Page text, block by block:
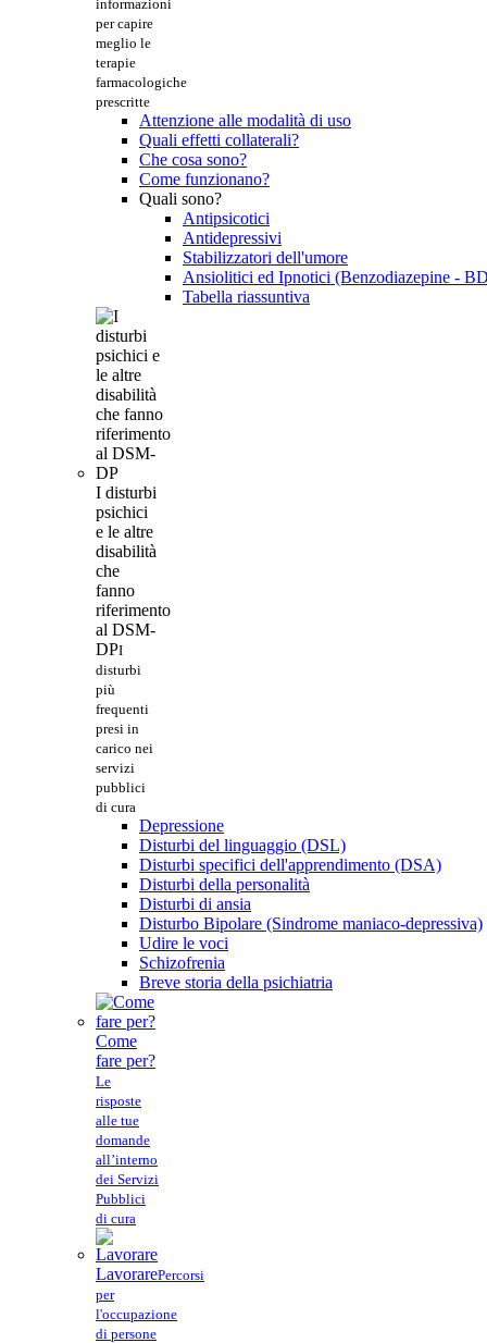
informazioni
per capire
meglio le
terapie
farmacologiche
prescritte
Attenzione alle modalità di uso
Quali effetti collaterali?
Che cosa sono?
Come funzionano?
Quali sono?
Antipsicotici
Antidepressivi
Stabilizzatori dell'umore
Ansiolitici ed Ipnotici (Benzodiazepine -
Tabella riassuntiva
I disturbi
psichici
e le altre
disabilità
che
fanno
riferimento
al DSM-
DPI
disturbi
più
frequenti
presi in
carico nei
servizi
pubblici
di cura
Depressione
Disturbi del linguaggio (DSL)
Disturbi specifici dell'apprendimento (DSA)
Disturbi della personalità
Disturbi di ansia
Disturbo Bipolare (Sindrome maniaco-depressiva)
Udire le voci
Schizofrenia
Breve storia della psichiatria
Come
fare per?
Le
risposte
alle tue
domande
all’interno
dei Servizi
Pubblici
di cura
LavorarePercorsi
per
l'occupazione
di persone